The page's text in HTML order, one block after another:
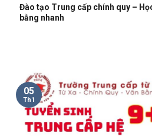
Đào tạo Trung cấp chính quy –
bằng nhanh
05
Th1